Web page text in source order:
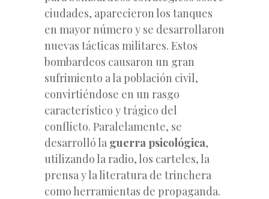
ciudades, aparecieron los tanques
en mayor número y se desarrollaron
nuevas tácticas militares. Estos
bombardeos causaron un gran
sufrimiento a la población civil,
convirtiéndose en un rasgo
característico y trágico del
conflicto. Paralelamente, se
desarrolló la guerra psicológica,
utilizando la radio, los carteles, la
prensa y la literatura de trinchera
como herramientas de propaganda.